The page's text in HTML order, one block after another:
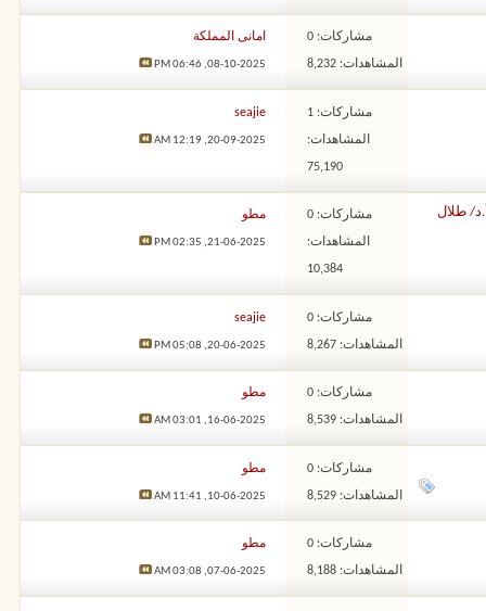
مشاركات: 0
المشاهدات: 8,232
امانى المملكة
08-10-2025,
06:46 PM
مشاركات: 1
المشاهدات:
75,190
seajie
20-09-2025,
12:19 AM
طلال مشاركات: 0
المشاهدات:
10,384
مطو
21-06-2025,
02:35 PM
مشاركات: 0
المشاهدات: 8,267
seajie
20-06-2025,
05:08 PM
مشاركات: 0
المشاهدات: 8,539
مطو
16-06-2025,
03:01 AM
مشاركات: 0
المشاهدات: 8,529
مطو
10-06-2025,
11:41 AM
مشاركات: 0
المشاهدات: 8,188
مطو
07-06-2025,
03:08 AM